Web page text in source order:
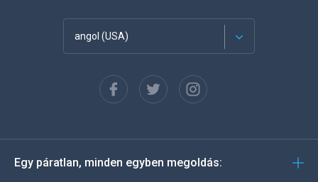
angol (USA)
Español
Deutsch
Egy páratlan, minden egyben megoldás: